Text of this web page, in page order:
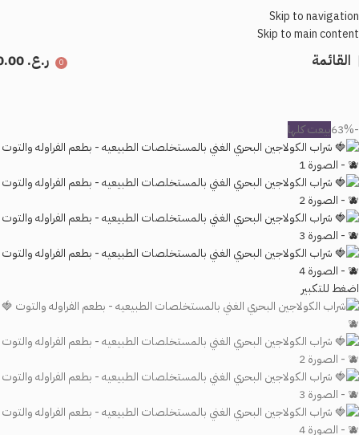
Skip to navigation
Skip to main content
القائمة 0 ر.ع.
-63% بيعت كلها
اضغط للتكبير